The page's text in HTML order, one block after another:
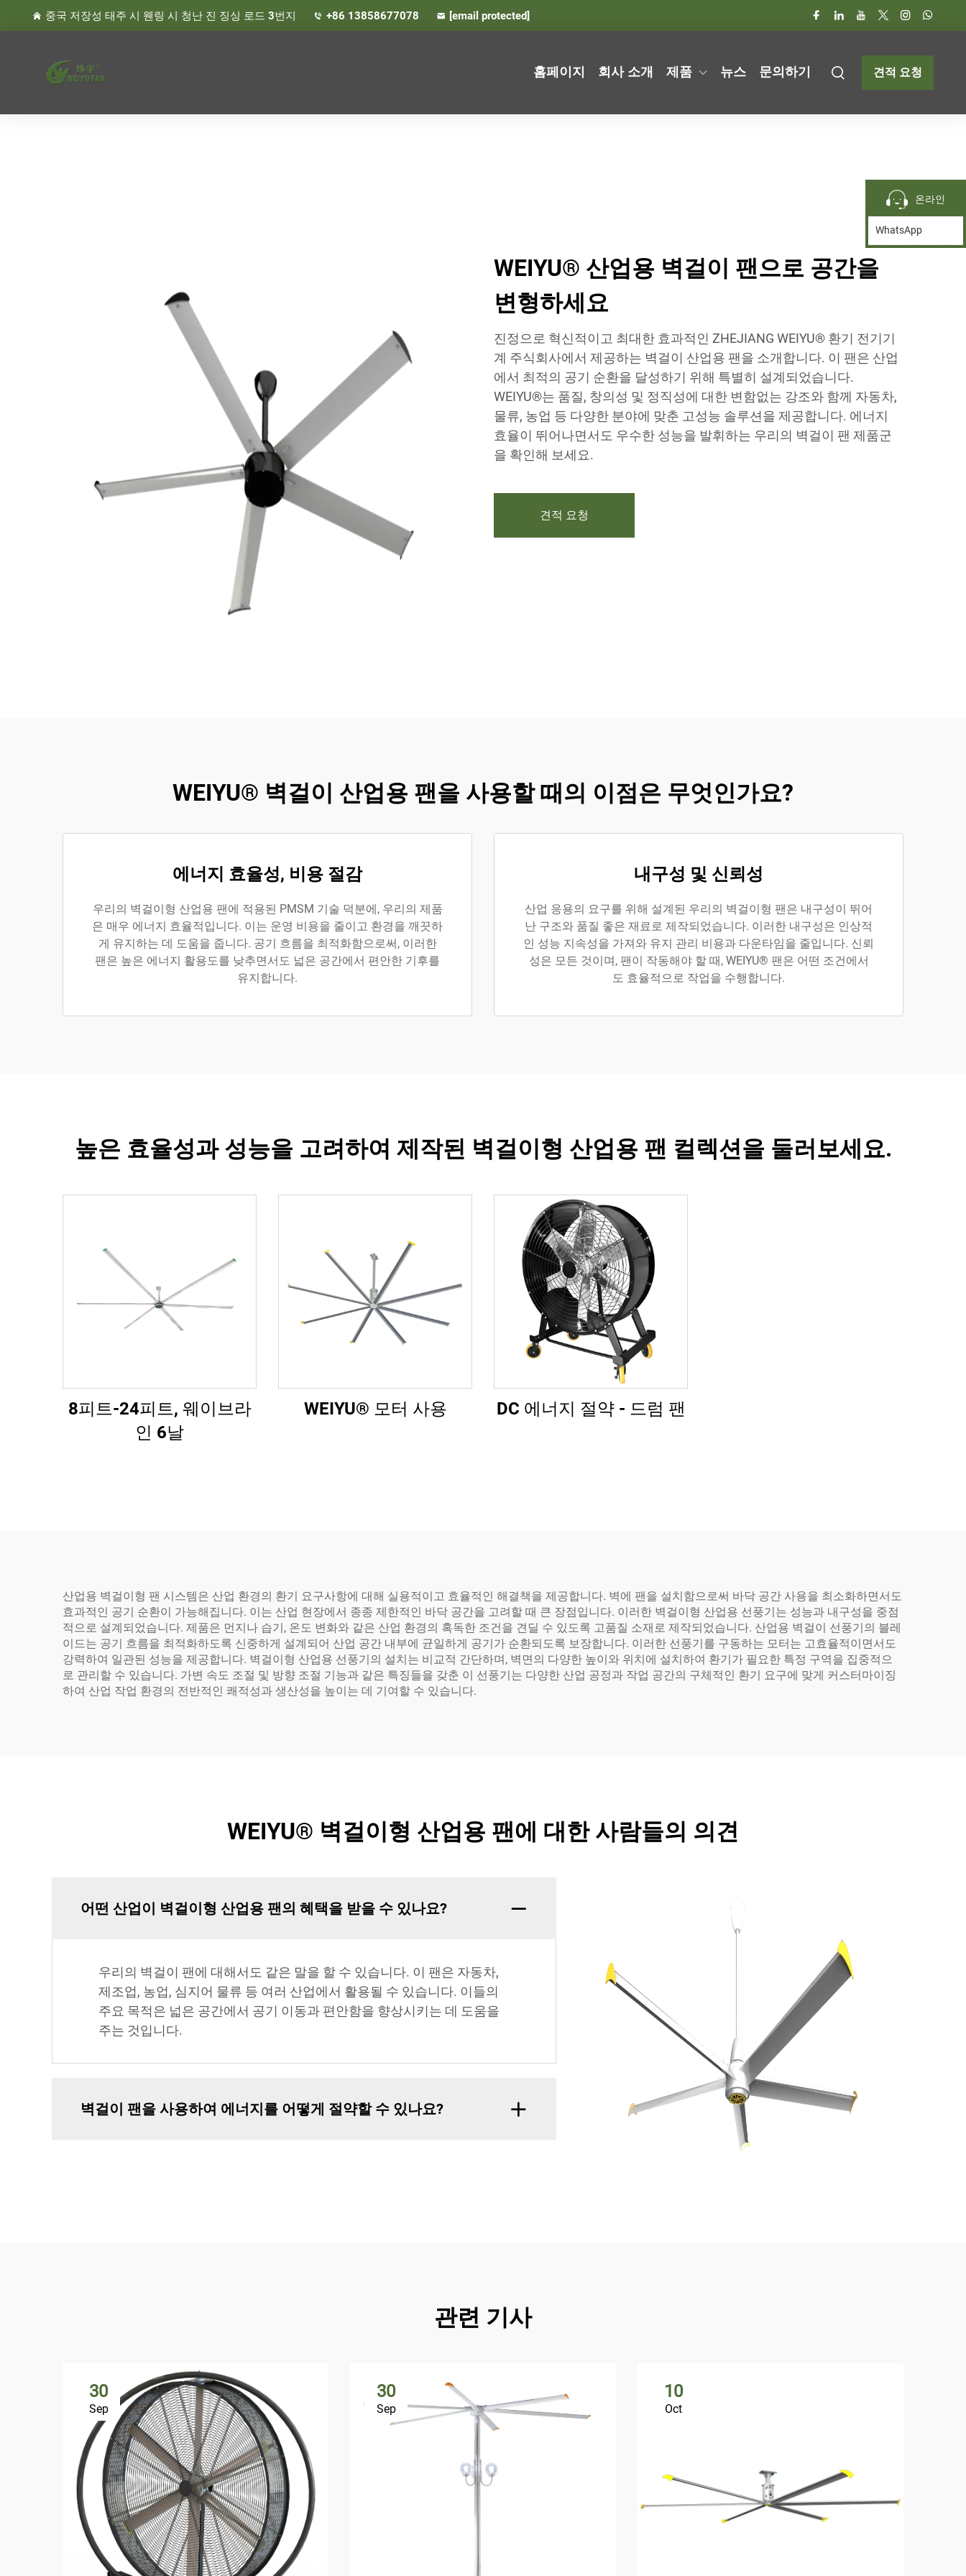
중국 저장성 태주 시 웬링 시 청난 진 징싱 로드 3번지 +86 13858677078 [email protected]
홈페이지 회사 소개 제품 뉴스 문의하기 견적 요청
WEIYU® 산업용 벽걸이 팬으로 공간을
변형하세요
진정으로 혁신적이고 최대한 효과적인 ZHEJIANG WEIYU® 환기 전기기
계 주식회사에서 제공하는 벽걸이 산업용 팬을 소개합니다. 이 팬은 산업
에서 최적의 공기 순환을 달성하기 위해 특별히 설계되었습니다.
WEIYU®는 품질, 창의성 및 정직성에 대한 변함없는 강조와 함께 자동차,
물류, 농업 등 다양한 분야에 맞춘 고성능 솔루션을 제공합니다. 에너지
효율이 뛰어나면서도 우수한 성능을 발휘하는 우리의 벽걸이 팬 제품군
을 확인해 보세요.
견적 요청
WEIYU® 벽걸이 산업용 팬을 사용할 때의 이점은 무엇인가요?
에너지 효율성, 비용 절감
우리의 벽걸이형 산업용 팬에 적용된 PMSM 기술 덕분에, 우리의 제품
은 매우 에너지 효율적입니다. 이는 운영 비용을 줄이고 환경을 깨끗하
게 유지하는 데 도움을 줍니다. 공기 흐름을 최적화함으로써, 이러한
팬은 높은 에너지 활용도를 낮추면서도 넓은 공간에서 편안한 기후를
유지합니다.
내구성 및 신뢰성
산업 응용의 요구를 위해 설계된 우리의 벽걸이형 팬은 내구성이 뛰어
난 구조와 품질 좋은 재료로 제작되었습니다. 이러한 내구성은 인상적
인 성능 지속성을 가져와 유지 관리 비용과 다운타임을 줄입니다. 신뢰
성은 모든 것이며, 팬이 작동해야 할 때, WEIYU® 팬은 어떤 조건에서
도 효율적으로 작업을 수행합니다.
높은 효율성과 성능을 고려하여 제작된 벽걸이형 산업용 팬 컬렉션을 둘러보세요.
8피트-24피트, 웨이브라
인 6날
WEIYU® 모터 사용 DC 에너지 절약 - 드럼 팬
산업용 벽걸이형 팬 시스템은 산업 환경의 환기 요구사항에 대해 실용적이고 효율적인 해결책을 제공합니다. 벽에 팬을 설치함으로써 바닥 공간 사용을 최소화하면서도
효과적인 공기 순환이 가능해집니다. 이는 산업 현장에서 종종 제한적인 바닥 공간을 고려할 때 큰 장점입니다. 이러한 벽걸이형 산업용 선풍기는 성능과 내구성을 중점
적으로 설계되었습니다. 제품은 먼지나 습기, 온도 변화와 같은 산업 환경의 혹독한 조건을 견딜 수 있도록 고품질 소재로 제작되었습니다. 산업용 벽걸이 선풍기의 블레
이드는 공기 흐름을 최적화하도록 신중하게 설계되어 산업 공간 내부에 균일하게 공기가 순환되도록 보장합니다. 이러한 선풍기를 구동하는 모터는 고효율적이면서도
강력하여 일관된 성능을 제공합니다. 벽걸이형 산업용 선풍기의 설치는 비교적 간단하며, 벽면의 다양한 높이와 위치에 설치하여 환기가 필요한 특정 구역을 집중적으
로 관리할 수 있습니다. 가변 속도 조절 및 방향 조절 기능과 같은 특징들을 갖춘 이 선풍기는 다양한 산업 공정과 작업 공간의 구체적인 환기 요구에 맞게 커스터마이징
하여 산업 작업 환경의 전반적인 쾌적성과 생산성을 높이는 데 기여할 수 있습니다.
WEIYU® 벽걸이형 산업용 팬에 대한 사람들의 의견
어떤 산업이 벽걸이형 산업용 팬의 혜택을 받을 수 있나요?
우리의 벽걸이 팬에 대해서도 같은 말을 할 수 있습니다. 이 팬은 자동차,
제조업, 농업, 심지어 물류 등 여러 산업에서 활용될 수 있습니다. 이들의
주요 목적은 넓은 공간에서 공기 이동과 편안함을 향상시키는 데 도움을
주는 것입니다.
벽걸이 팬을 사용하여 에너지를 어떻게 절약할 수 있나요?
관련 기사
30
Sep
30
Sep
10
Oct
온라인
WhatsApp